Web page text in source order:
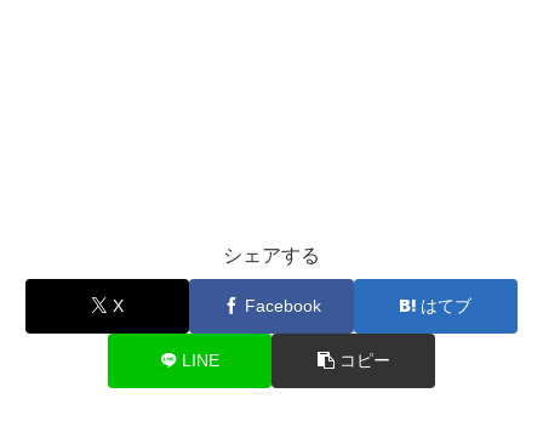
シェアする
X Facebook はてブ
LINE コピー